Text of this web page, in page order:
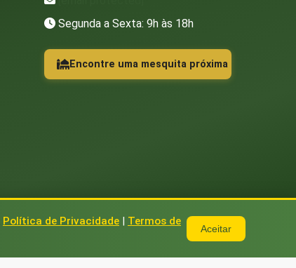
Segunda a Sexta: 9h às 18h
Encontre uma mesquita próxima
Política de Privacidade | Termos de
Aceitar